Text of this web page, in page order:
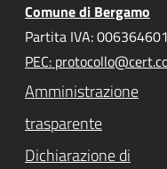
Comune di Bergamo
Partita IVA:
PEC:
Amministrazione
trasparente
Dichiarazione di